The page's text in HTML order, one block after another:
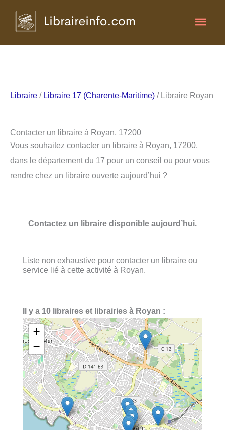
Libraire / Libraire 17 (Charente-Maritime) / Libraire Royan
Contacter un libraire à Royan, 17200
Vous souhaitez contacter un libraire à Royan, 17200,
dans le département du 17 pour un conseil ou pour vous
rendre chez un libraire ouverte aujourd’hui ?
Contactez un libraire disponible aujourd’hui.
Liste non exhaustive pour contacter un libraire ou
service lié à cette activité à Royan.
Il y a 10 libraires et librairies à Royan :
+
−